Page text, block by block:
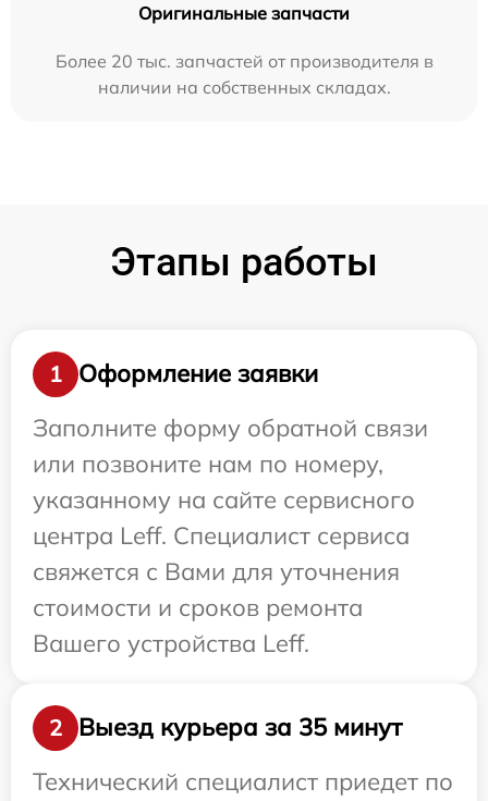
Оригинальные запчасти
Более 20 тыс. запчастей от производителя в
наличии на собственных складах.
Этапы работы
1
Оформление заявки
Заполните форму обратной связи
или позвоните нам по номеру,
указанному на сайте сервисного
центра Leff. Специалист сервиса
свяжется с Вами для уточнения
стоимости и сроков ремонта
Вашего устройства Leff.
2
Выезд курьера за 35 минут
Технический специалист приедет по